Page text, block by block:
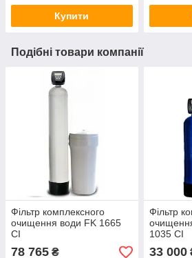
Купити
Подібні товари компанії
Фільтр комплексного
очищення води FK 1665
CI
78 765 ₴
Фільтр
1035 CI
33 000